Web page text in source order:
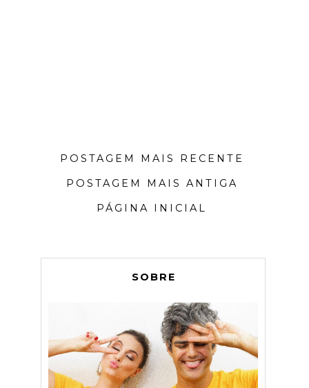
POSTAGEM MAIS RECENTE
POSTAGEM MAIS ANTIGA
PÁGINA INICIAL
SOBRE